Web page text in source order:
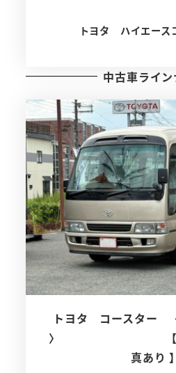
トヨタ ハイエース
中古車ライ
トヨタ コースター
〉 【 車内
真あり 】